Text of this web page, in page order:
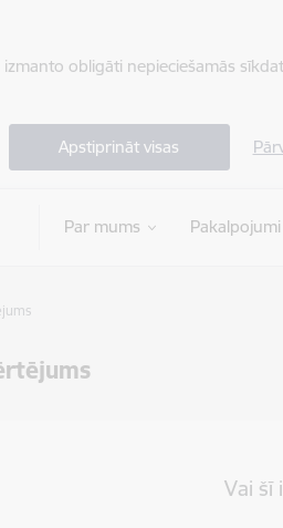
obligāti nepieciešamās
Apstiprināt visas
Par mums Pakalpojumi
Vai šī